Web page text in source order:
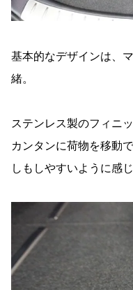
基本的なデザインは、
緒。
ステンレス製のフィニ
カンタンに荷物を移動
しもしやすいように感じ